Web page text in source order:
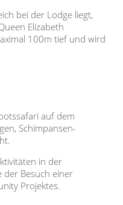
bei der Lodge liegt,
Elizabeth
100m tief und wird
auf dem
Schimpansen-
in der
der Besuch einer
Projektes.